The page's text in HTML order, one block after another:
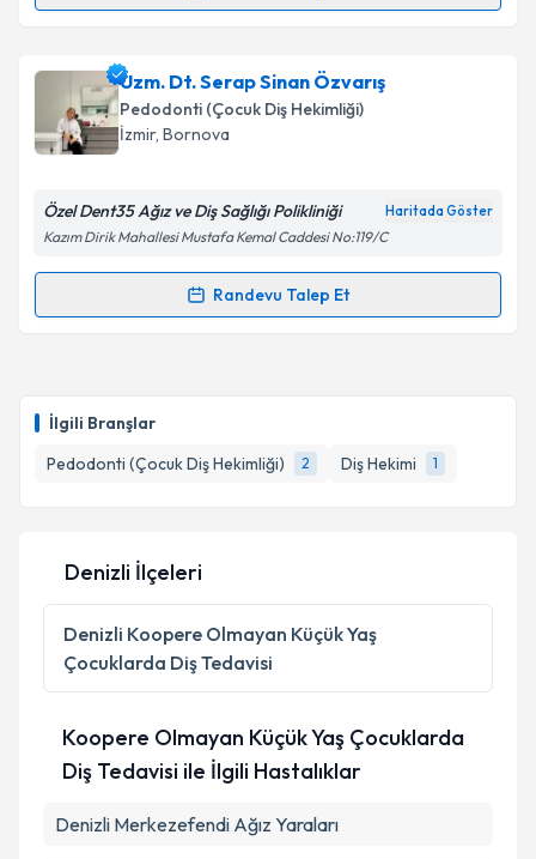
İlgili Branşlar
Pedodonti (Çocuk Diş Hekimliği)
2 Diş Hekimi 1
takvim hazırlandığında e-posta ile bilgilendireceğiz.
E-posta Adresiniz
Kişisel verilerimin işlenmesine ilişkinAydınlatma
Metni'ni okudum ve kişisel verilerimin belirtilen
kapsamda işlenmesini kabul ediyorum.
Uzm. Dt. Serap Sinan Özvarış
Pedodonti (Çocuk Diş Hekimliği)
İzmir, Bornova
Özel Dent35 Ağız ve Diş Sağlığı Polikliniği Haritada Göster
Kazım Dirik Mahallesi Mustafa Kemal Caddesi No:119/C
Randevu Talep Et
Randevu Takvimi Talebi
için bir takvim hazırlandığında e-posta ile
bilgilendireceğiz.
E-posta Adresiniz
Kişisel verilerimin işlenmesine ilişkin
Metni'ni okudum ve kişisel verilerimin belirtilen
kapsamda işlenmesini kabul ediyorum.
Takvim Talebini Gönder
Denizli İlçeleri
Denizli Koopere Olmayan Küçük Yaş
Çocuklarda Diş Tedavisi
Koopere Olmayan Küçük Yaş Çocuklarda
Diş Tedavisi ile İlgili Hastalıklar
Denizli Merkezefendi Ağız Yaraları